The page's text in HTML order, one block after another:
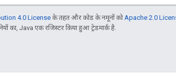
4.0 Licenseके तहत और कोड के नमूनों को Apache 2.0
Java एक रजिस्टर किया हुआ ट्रेडमार्क है.